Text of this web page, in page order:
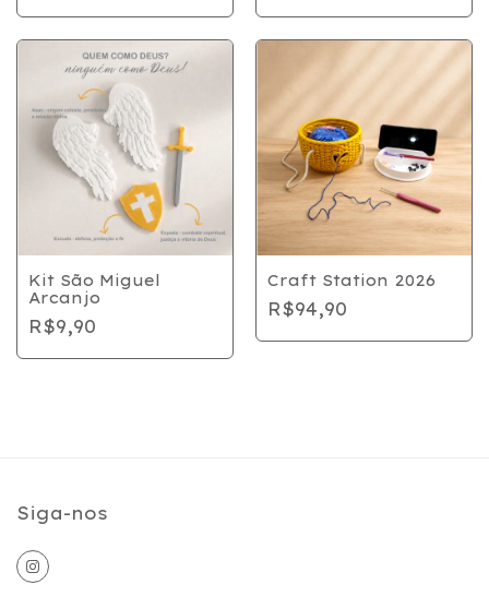
Kit São Miguel
Arcanjo
R$9,90
Craft Station 2026
R$94,90
Siga-nos